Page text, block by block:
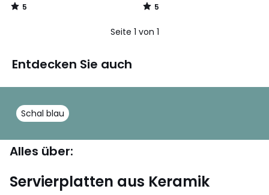
5
/
5
/
Seite 1 von 1
Entdecken Sie auch
Schal blau
Alles über:
Servierplatten aus Keramik